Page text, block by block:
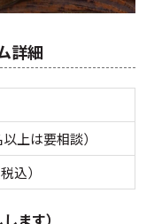
詳細
上は要相談）
込）
ます）